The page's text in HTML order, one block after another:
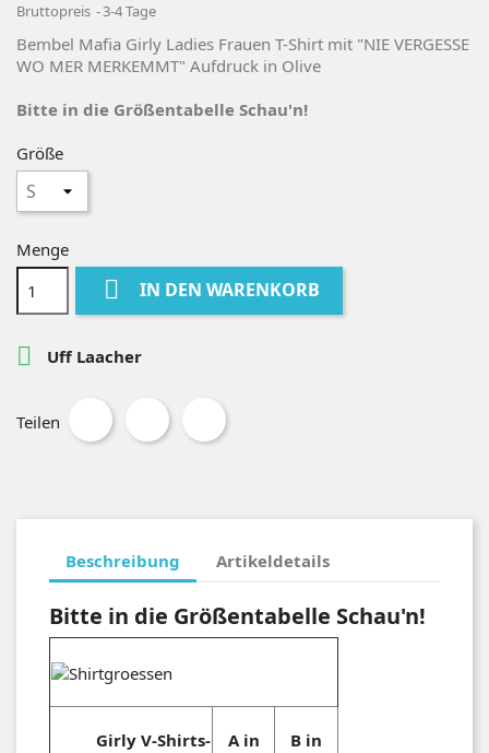
Bruttopreis 3-4 Tage
Bembel Mafia Girly Ladies Frauen T-Shirt mit "NIE VERGESSE
WO MER MERKEMMT" Aufdruck in Olive
Bitte in die Größentabelle Schau'n!
Größe
Menge
 IN DEN WARENKORB
 Uff Laacher
Teilen
Beschreibung Artikeldetails
Bitte in die Größentabelle Schau'n!
Girly V-Shirts-
A in
B in